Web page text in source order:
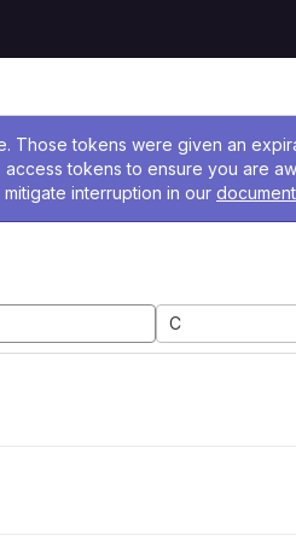
Those tokens were given an
tokens to ensure you are
interruption in our
C